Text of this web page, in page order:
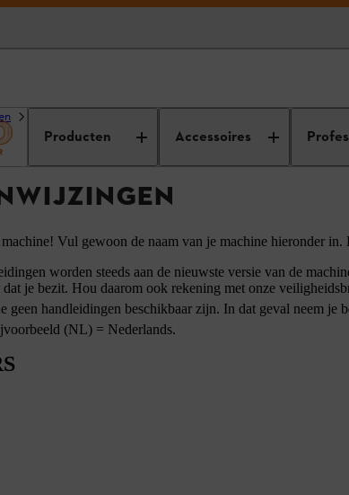
Producten Accessoires
Vul gewoon de naam van je machine hieronder
worden steeds aan de nieuwste versie van de
je bezit. Hou daarom ook rekening met onze
handleidingen beschikbaar zijn. In dat geval neem je
(NL) = Nederlands.